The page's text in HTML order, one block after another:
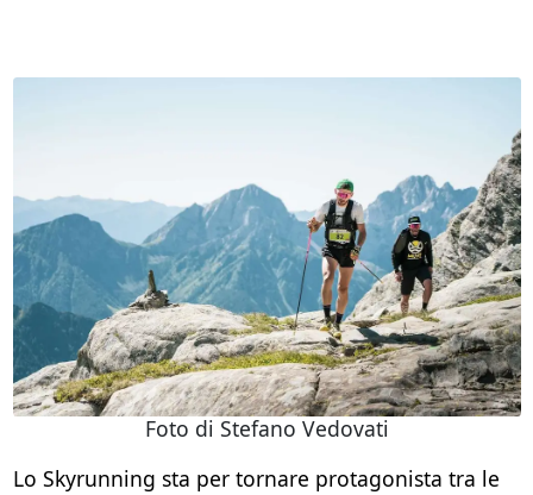
Foto di Stefano Vedovati
Lo Skyrunning sta per tornare protagonista tra le